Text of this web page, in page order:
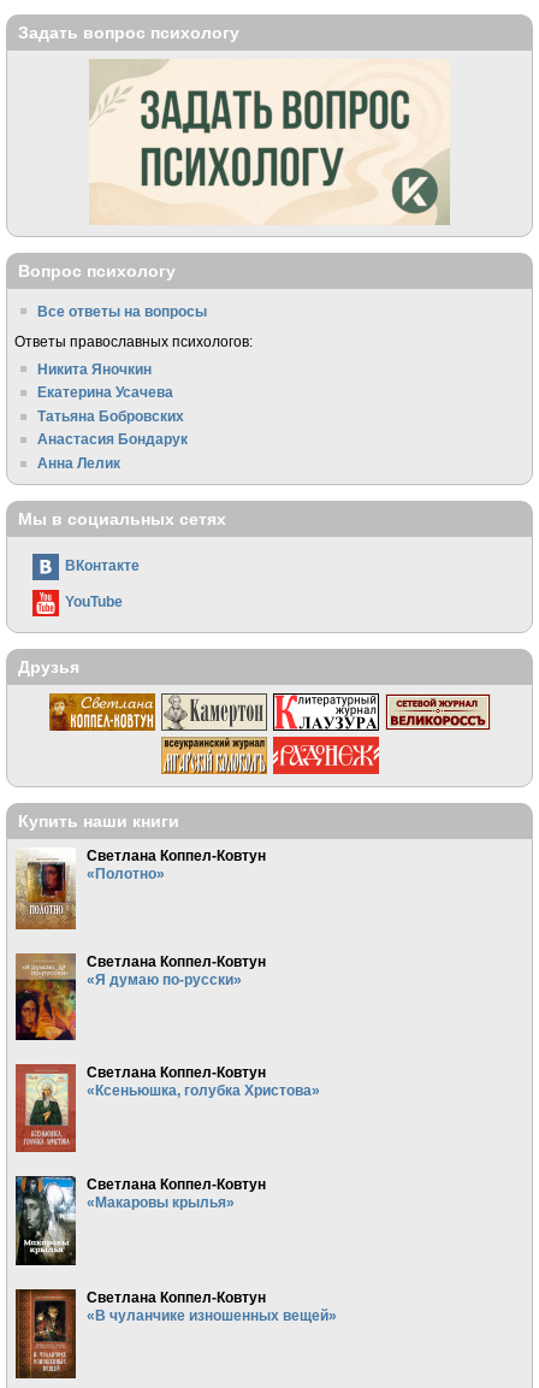
Задать вопрос психологу
Вопрос психологу
Все ответы на вопросы
Ответы православных психологов:
Никита Яночкин
Екатерина Усачева
Татьяна Бобровских
Анастасия Бондарук
Анна Лелик
Мы в социальных сетях
ВКонтакте
YouTube
Друзья
Купить наши книги
Светлана Коппел-Ковтун
«Полотно»
Светлана Коппел-Ковтун
«Я думаю по-русски»
Светлана Коппел-Ковтун
«Ксеньюшка, голубка Христова»
Светлана Коппел-Ковтун
«Макаровы крылья»
Светлана Коппел-Ковтун
«В чуланчике изношенных вещей»